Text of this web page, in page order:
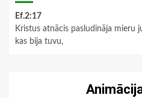
Ef.2:17
Kristus atnācis pasludināja mieru
kas bija tuvu,